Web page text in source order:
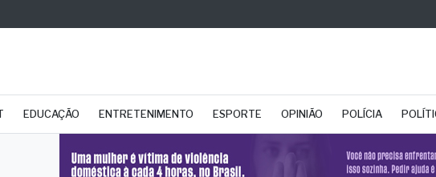
EDUCAÇÃO ENTRETENIMENTO ESPORTE OPINIÃO POLÍCIA